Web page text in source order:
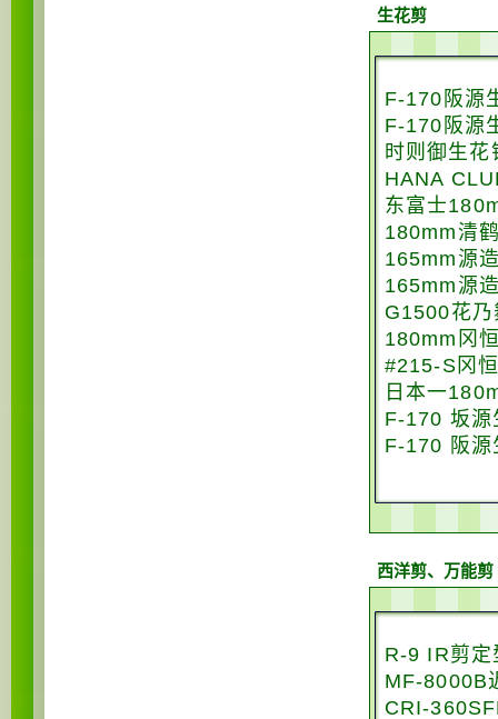
生花剪
F-170阪源
F-170阪源
时则御生
HANA
东富士
180mm清
165mm源
165mm源
G1500花
180mm冈
#215-S冈
日本一
F-170 坂
F-170 阪源
西洋剪、万能剪
R-9 IR剪定
MF-8000B
CRI-